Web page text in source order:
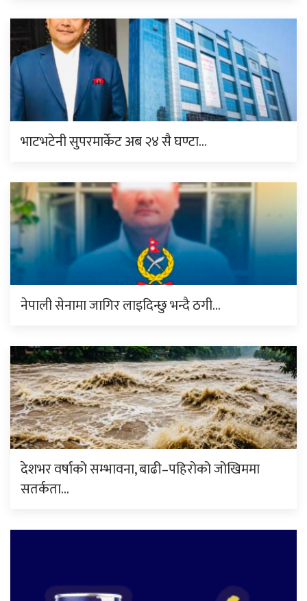
भाटभटेनी सुपरमार्केट अब २४ सै घण्टा…
नेपाली सेनामा जागिर लाइदिन्छु भन्दै ठगी…
देशभर वर्षाको सम्भावना, बाढी–पहिरोको जोखिममा
सतर्कता…